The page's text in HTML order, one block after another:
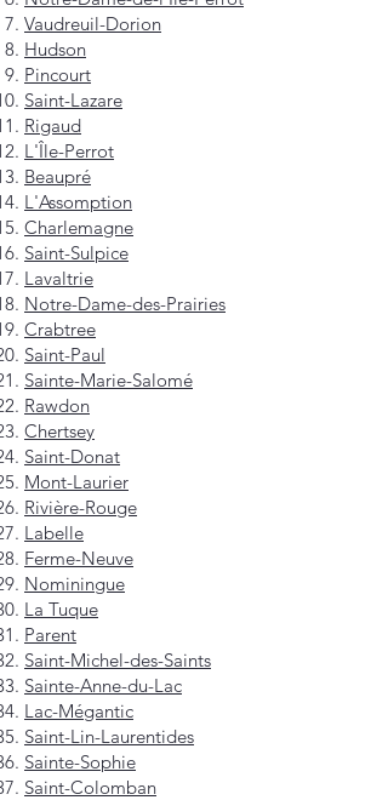
Vaudreuil-Dorion
Hudson
Pincourt
Saint-Lazare
Rigaud
L'Île-Perrot
Beaupré
L'Assomption
Charlemagne
Saint-Sulpice
Lavaltrie
Notre-Dame-des-Prairies
Crabtree
Saint-Paul
Sainte-Marie-Salomé
Rawdon
Chertsey
Saint-Donat
Mont-Laurier
Rivière-Rouge
Labelle
Ferme-Neuve
Nominingue
La Tuque
Parent
Saint-Michel-des-Saints
Sainte-Anne-du-Lac
Lac-Mégantic
Saint-Lin-Laurentides
Sainte-Sophie
Saint-Colomban